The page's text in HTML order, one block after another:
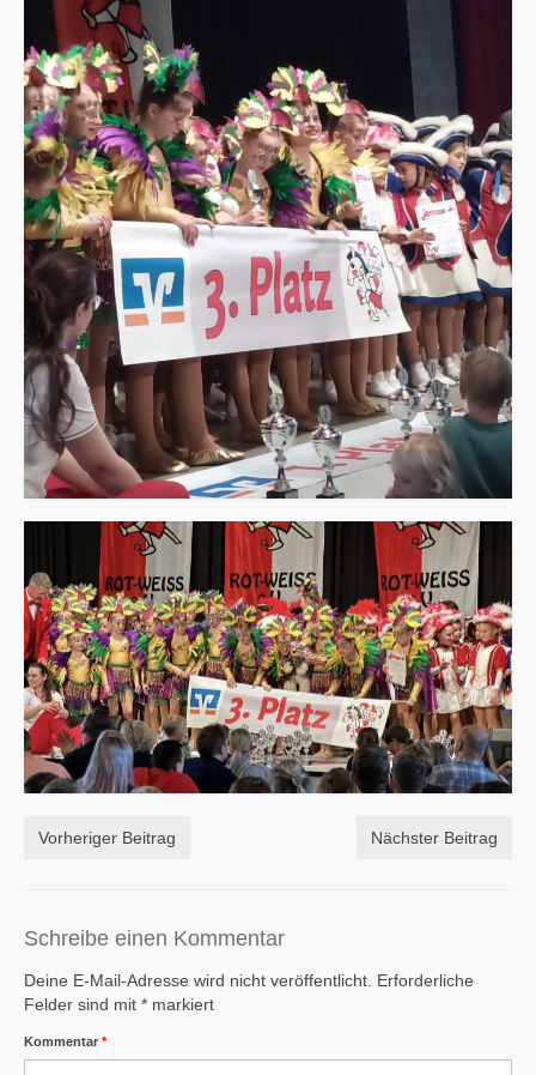
Vorheriger Beitrag Nächster Beitrag
Schreibe einen Kommentar
Deine E-Mail-Adresse wird nicht veröffentlicht. Erforderliche
Felder sind mit * markiert
Kommentar *